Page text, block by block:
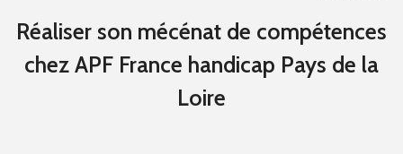
Réaliser son mécénat de compétences
chez APF France handicap Pays de la
Loire